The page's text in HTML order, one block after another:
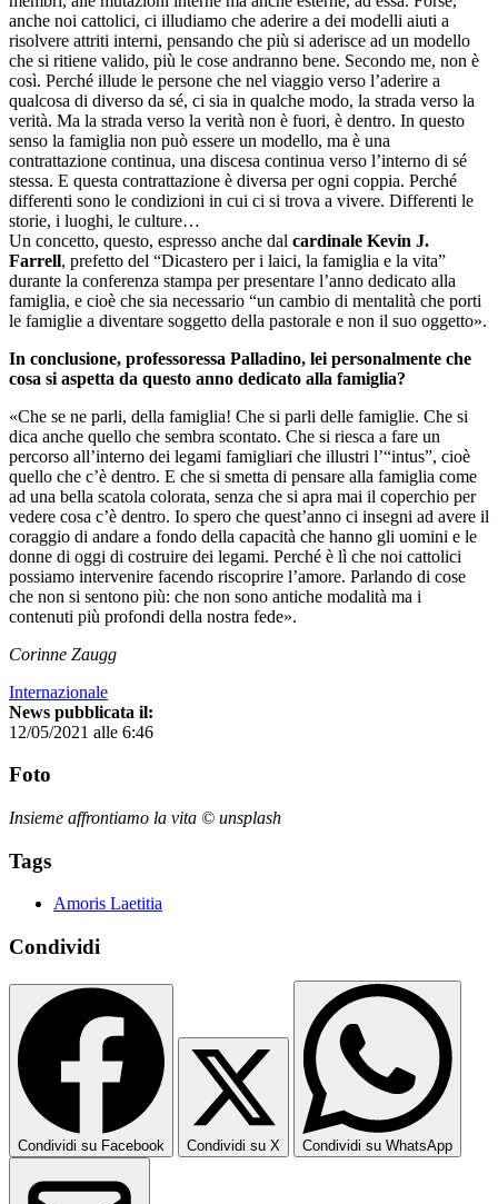
anche noi cattolici, ci illudiamo che aderire a dei modelli aiuti a
risolvere attriti interni, pensando che più si aderisce ad un modello
che si ritiene valido, più le cose andranno bene. Secondo me, non è
così. Perché illude le persone che nel viaggio verso l’aderire a
qualcosa di diverso da sé, ci sia in qualche modo, la strada verso la
verità. Ma la strada verso la verità non è fuori, è dentro. In questo
senso la famiglia non può essere un modello, ma è una
contrattazione continua, una discesa continua verso l’interno di sé
stessa. E questa contrattazione è diversa per ogni coppia. Perché
differenti sono le condizioni in cui ci si trova a vivere. Differenti le
storie, i luoghi, le culture…
Un concetto, questo, espresso anche dal cardinale Kevin J.
Farrell, prefetto del “Dicastero per i laici, la famiglia e la vita”
durante la conferenza stampa per presentare l’anno dedicato alla
famiglia, e cioè che sia necessario “un cambio di mentalità che porti
le famiglie a diventare soggetto della pastorale e non il suo oggetto».
In conclusione, professoressa Palladino, lei personalmente che
cosa si aspetta da questo anno dedicato alla famiglia?
«Che se ne parli, della famiglia! Che si parli delle famiglie. Che si
dica anche quello che sembra scontato. Che si riesca a fare un
percorso all’interno dei legami famigliari che illustri l’“intus”, cioè
quello che c’è dentro. E che si smetta di pensare alla famiglia come
ad una bella scatola colorata, senza che si apra mai il coperchio per
vedere cosa c’è dentro. Io spero che quest’anno ci insegni ad avere il
coraggio di andare a fondo della capacità che hanno gli uomini e le
donne di oggi di costruire dei legami. Perché è lì che noi cattolici
possiamo intervenire facendo riscoprire l’amore. Parlando di cose
che non si sentono più: che non sono antiche modalità ma i
contenuti più profondi della nostra fede».
Corinne Zaugg
Internazionale
News pubblicata il:
12/05/2021 alle 6:46
Foto
Insieme affrontiamo la vita © unsplash
Tags
Amoris Laetitia
Condividi
Condividi su Facebook Condividi su X Condividi su WhatsApp